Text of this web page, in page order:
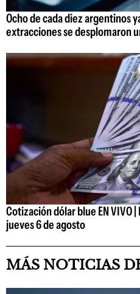
Ocho de cada diez argentinos
extracciones se desplomaron
Cotización dólar blue EN VIVO
jueves 6 de agosto
MÁS NOTICIAS